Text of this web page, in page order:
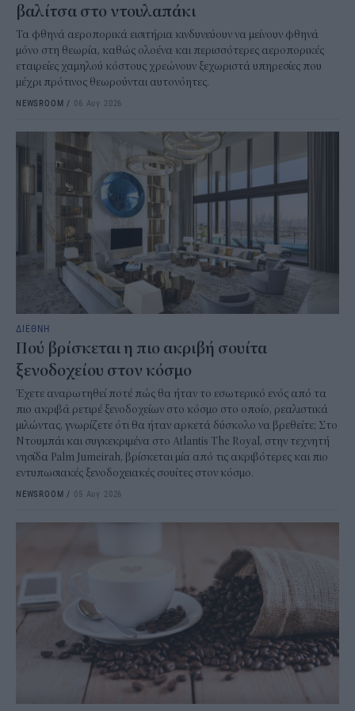
βαλίτσα στο ντουλαπάκι
Τα φθηνά αεροπορικά εισιτήρια κινδυνεύουν να μείνουν φθηνά
μόνο στη θεωρία, καθώς ολοένα και περισσότερες αεροπορικές
εταιρείες χαμηλού κόστους χρεώνουν ξεχωριστά υπηρεσίες που
μέχρι πρότινος θεωρούνται αυτονόητες.
NEWSROOM / 06 Αυγ 2026
ΔΙΕΘΝΗ
Πού βρίσκεται η πιο ακριβή σουίτα
ξενοδοχείου στον κόσμο
Έχετε αναρωτηθεί ποτέ πώς θα ήταν το εσωτερικό ενός από τα
πιο ακριβά ρετιρέ ξενοδοχείων στο κόσμο στο οποίο, ρεαλιστικά
μιλώντας, γνωρίζετε ότι θα ήταν αρκετά δύσκολο να βρεθείτε; Στο
Ντουμπάι και συγκεκριμένα στο Atlantis The Royal, στην τεχνητή
νησίδα Palm Jumeirah, βρίσκεται μία από τις ακριβότερες και πιο
εντυπωσιακές ξενοδοχειακές σουίτες στον κόσμο.
NEWSROOM / 05 Αυγ 2026